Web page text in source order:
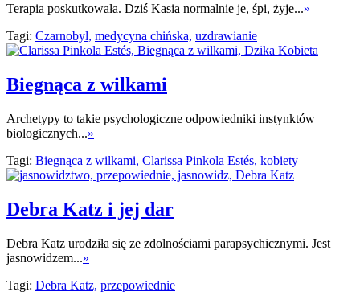
Terapia poskutkowała. Dziś Kasia normalnie je, śpi, żyje...»
Tagi: Czarnobyl, medycyna chińska, uzdrawianie
Biegnąca z wilkami
Archetypy to takie psychologiczne odpowiedniki instynktów
biologicznych...»
Tagi: Biegnąca z wilkami, Clarissa Pinkola Estés, kobiety
Debra Katz i jej dar
Debra Katz urodziła się ze zdolnościami parapsychicznymi. Jest
jasnowidzem...»
Tagi: Debra Katz, przepowiednie